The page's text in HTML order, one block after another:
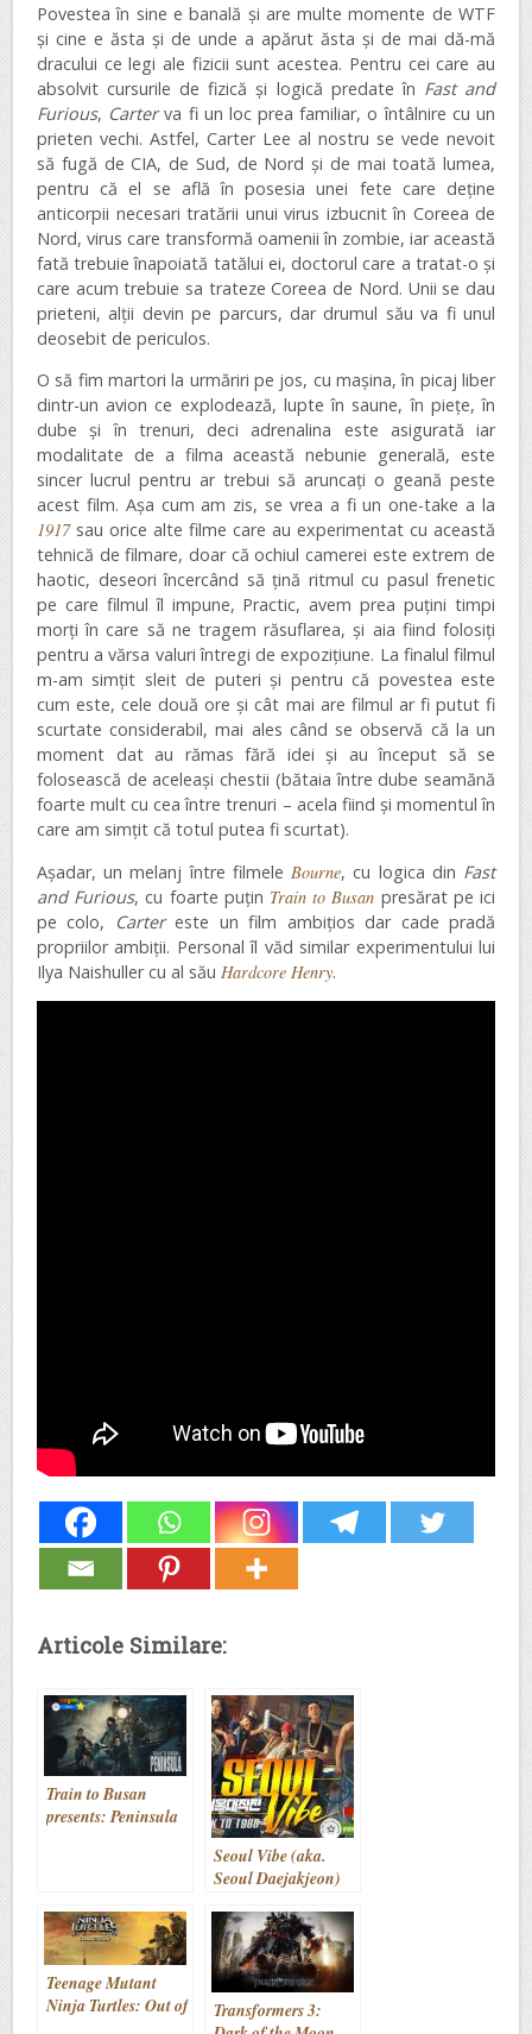
Povestea în sine e banală și are multe momente de WTF
și cine e ăsta și de unde a apărut ăsta și de mai dă-mă
dracului ce legi ale fizicii sunt acestea. Pentru cei care au
absolvit cursurile de fizică și logică predate în Fast and
Furious, Carterva fi un loc prea familiar, o întâlnire cu un
prieten vechi. Astfel, Carter Lee al nostru se vede nevoit
să fugă de CIA, de Sud, de Nord și de mai toată lumea,
pentru că el se află în posesia unei fete care deține
anticorpii necesari tratării unui virus izbucnit în Coreea de
Nord, virus care transformă oamenii în zombie, iar această
fată trebuie înapoiată tatălui ei, doctorul care a tratat-o și
care acum trebuie sa trateze Coreea de Nord. Unii se dau
prieteni, alții devin pe parcurs, dar drumul său va fi unul
deosebit de periculos.
O să fim martori la urmăriri pe jos, cu mașina, în picaj liber
dintr-un avion ce explodează, lupte în saune, în piețe, în
dube și în trenuri, deci adrenalina este asigurată iar
modalitate de a filma această nebunie generală, este
sincer lucrul pentru ar trebui să aruncați o geană peste
acest film. Așa cum am zis, se vrea a fi un one-take a la
1917sau orice alte filme care au experimentat cu această
tehnică de filmare, doar că ochiul camerei este extrem de
haotic, deseori încercând să țină ritmul cu pasul frenetic
pe care filmul îl impune, Practic, avem prea puțini timpi
morți în care să ne tragem răsuflarea, și aia fiind folosiți
pentru a vărsa valuri întregi de expozițiune. La finalul filmul
m-am simțit sleit de puteri și pentru că povestea este
cum este, cele două ore și cât mai are filmul ar fi putut fi
scurtate considerabil, mai ales când se observă că la un
moment dat au rămas fără idei și au început să se
folosească de aceleași chestii (bătaia între dube seamănă
foarte mult cu cea între trenuri – acela fiind și momentul în
care am simțit că totul putea fi scurtat).
Așadar, un melanj între filmele Bourne, cu logica din Fast
and Furious, cu foarte puțin Train to Busan presărat pe ici
pe colo,
Cartereste un film ambițios dar cade pradă
propriilor ambiții. Personal îl văd similar experimentului lui
Ilya Naishuller cu al său Hardcore Henry.
Articole Similare:
Train to Busan
presents: Peninsula
Seoul Vibe (aka.
Seoul Daejakjeon)
Teenage Mutant
Ninja Turtles: Out of
Transformers 3: